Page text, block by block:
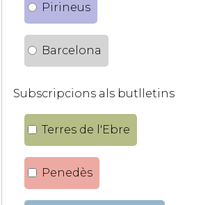
Pirineus
Barcelona
Subscripcions als butlletins
Terres de l'Ebre
Penedès